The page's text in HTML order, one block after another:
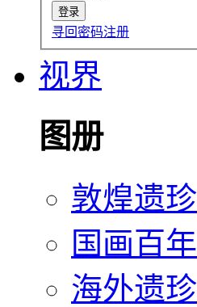
寻回密码注册
视界
图册
敦煌遗珍
国画百年
海外遗珍